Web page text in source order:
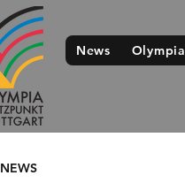
News
NEWS